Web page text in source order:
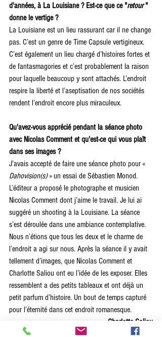
d'années, à La Louisiane ? Est-ce que ce "retour "
donne le vertige ?
La Louisiane est un lieu rassurant car il ne change
pas. C’est un genre de Time Capsule vertigineux.
C’est également un lieu chargé d’histoires fortes et
de fantasmagories et c’est probablement la raison
pour laquelle beaucoup y sont attachés. L’endroit
respire la liberté et l’aseptisation de nos sociétés
rendent l’endroit encore plus miraculeux.
Qu'avez-vous apprécié pendant la séance photo
avec Nicolas Comment et qu'est-ce qui vous plaît
dans ses images ?
J’avais accepté de faire une séance photo pour «
Dahovision(s) » un essai de Sébastien Monod.
L’éditeur a proposé le photographe et musicien
Nicolas Comment dont j’aime le travail. Je lui ai
suggéré un shooting à la Louisiane. La séance
s’est déroulée dans une ambiance contemplative.
Nous n’étions que tous les deux et le charme de
l’endroit a agi sur nous. Après la séance il y avait
tellement d’images, que Nicolas Comment et
Charlotte Saliou ont eu l’idée de les exposer. Elles
ressemblent a des petits tableaux et ont déjà un
petit parfum d’histoire. Un bout de temps capturé
pour l’éternité dans cet endroit romanesque.
Charlotte Saliou